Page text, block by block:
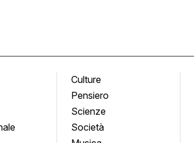
Culture
Pensiero
Scienze
Società